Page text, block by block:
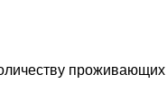
проживающих